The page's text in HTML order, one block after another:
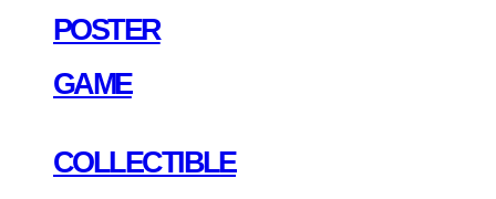
POSTER
GAME
COLLECTIBLE